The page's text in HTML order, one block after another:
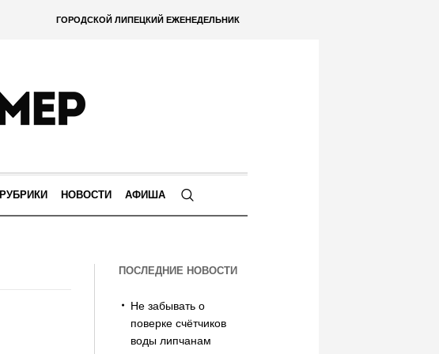
ГОРОДСКОЙ ЛИПЕЦКИЙ ЕЖЕНЕДЕЛЬНИК
РУБРИКИ НОВОСТИ АФИША
ПОСЛЕДНИЕ НОВОСТИ
Не забывать о
поверке счётчиков
воды липчанам